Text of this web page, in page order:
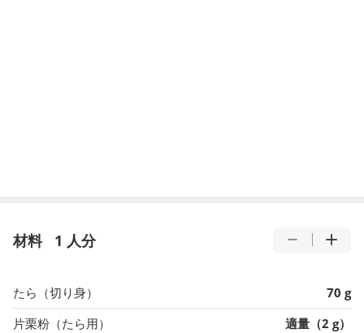
材料 1 人分
たら（切り身）
70 g
片栗粉（たら用）
適量（2 g）